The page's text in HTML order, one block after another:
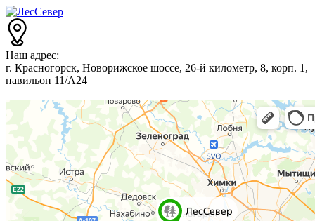
Наш адрес:
г. Красногорск, Новорижское шоссе, 26-й километр, 8, корп. 1,
павильон 11/А24